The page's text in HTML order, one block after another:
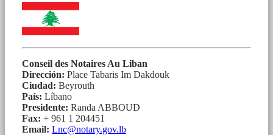
Conseil des Notaires Au Liban
Dirección: Place Tabaris Im Dakdouk
Ciudad: Beyrouth
País: Líbano
Presidente: Randa ABBOUD
Fax: + 961 1 204451
Email: Lnc@notary.gov.lb